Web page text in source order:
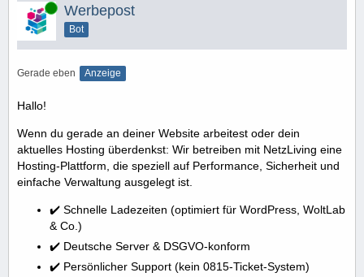
Online Werbepost
Bot
Gerade eben Anzeige
Hallo!
Wenn du gerade an deiner Website arbeitest oder dein
aktuelles Hosting überdenkst: Wir betreiben mit NetzLiving eine
Hosting-Plattform, die speziell auf Performance, Sicherheit und
einfache Verwaltung ausgelegt ist.
✔️ Schnelle Ladezeiten (optimiert für WordPress, WoltLab
& Co.)
✔️ Deutsche Server & DSGVO-konform
✔️ Persönlicher Support (kein 0815-Ticket-System)